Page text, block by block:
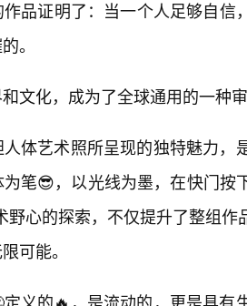
品证明了：当一个人足够自信
。
文化，成为了全球通用的一种审
体艺术照所呈现的独特魅力，
笔😎，以光线为墨，在快门按
野心的探索，不仅提升了整组作
可能。